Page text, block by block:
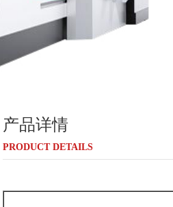
产品详情
PRODUCT DETAILS